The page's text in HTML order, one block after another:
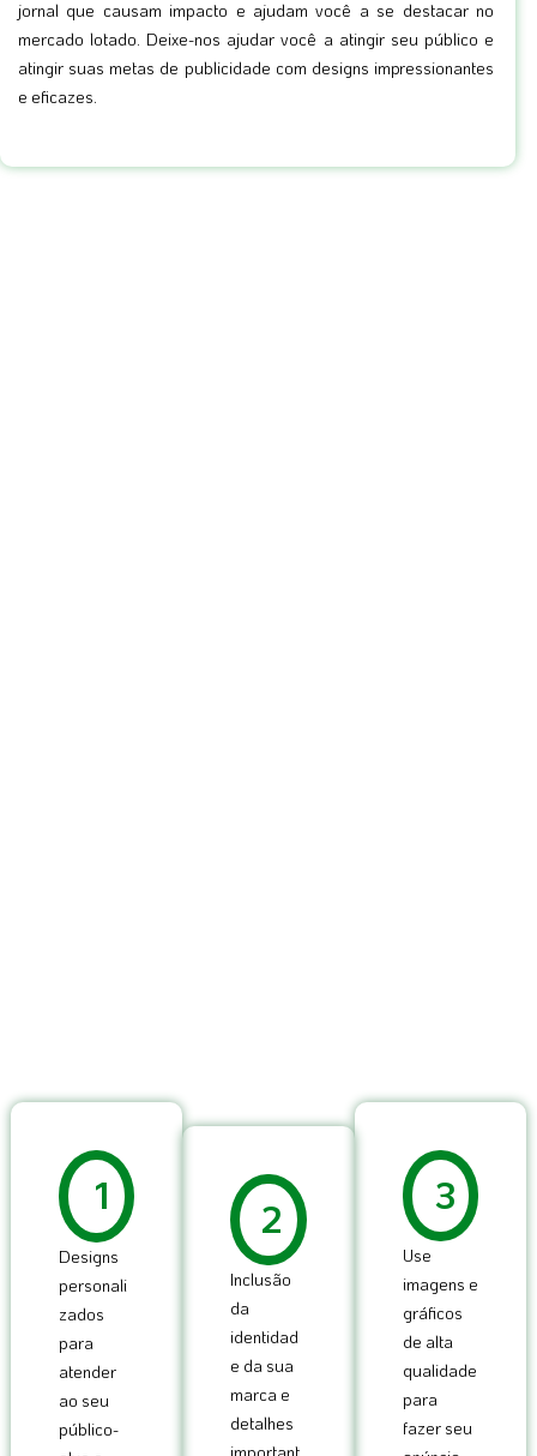
jornal que causam impacto e ajudam você a se destacar no
mercado lotado. Deixe-nos ajudar você a atingir seu público e
atingir suas metas de publicidade com designs impressionantes
e eficazes.
1
Designs
personali
zados
para
atender
ao seu
público-
2
Inclusão
da
identidad
e da sua
marca e
detalhes
important
3
Use
imagens e
gráficos
de alta
qualidade
para
fazer seu